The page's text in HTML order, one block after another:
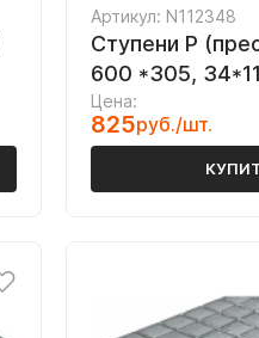
Артикул: N112348
Ступени P
600 *305, 34*11
Цена:
825руб./шт.